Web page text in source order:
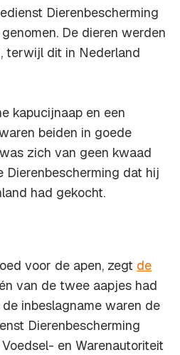
Dierenbescherming
De dieren werden
terwijl dit in Nederland
kapucijnaap en een
beiden in goede
zich van geen kwaad
dat hij
had gekocht.
voor de apen, zegt de
van de twee aapjes had
inbeslagname waren de
Dierenbescherming
en Warenautoriteit